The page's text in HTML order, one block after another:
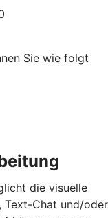
Sie wie folgt
die visuelle
Text-Chat und/oder